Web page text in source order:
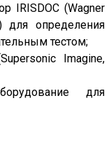
IRISDOC (Wagner
для определения
тестом;
Imagine,
для